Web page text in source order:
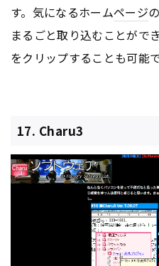
す。気になるホームページ
まるごと取り込むことがで
をクリップすることも可能で
17. Charu3